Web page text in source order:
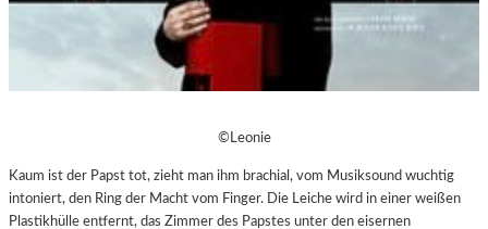
©Leonie
Kaum ist der Papst tot, zieht man ihm brachial, vom Musiksound wuchtig
intoniert, den Ring der Macht vom Finger. Die Leiche wird in einer weißen
Plastikhülle entfernt, das Zimmer des Papstes unter den eisernen